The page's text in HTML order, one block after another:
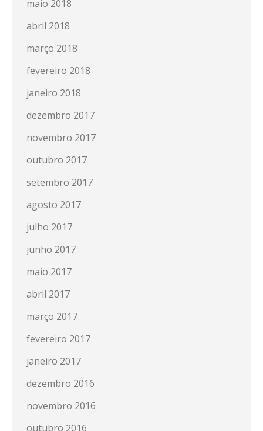
maio 2018
abril 2018
março 2018
fevereiro 2018
janeiro 2018
dezembro 2017
novembro 2017
outubro 2017
setembro 2017
agosto 2017
julho 2017
junho 2017
maio 2017
abril 2017
março 2017
fevereiro 2017
janeiro 2017
dezembro 2016
novembro 2016
outubro 2016